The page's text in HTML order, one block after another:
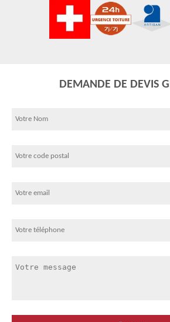
DEMANDE DE DEVIS